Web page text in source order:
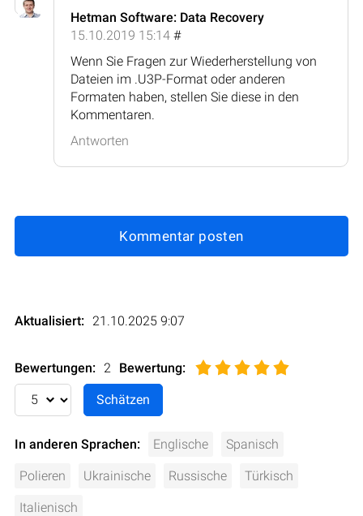
Hetman Software: Data Recovery
15.10.2019 15:14 #
Wenn Sie Fragen zur Wiederherstellung von
Dateien im .U3P-Format oder anderen
Formaten haben, stellen Sie diese in den
Kommentaren.
Antworten
Kommentar posten
Aktualisiert: 21.10.2025 9:07
Bewertungen: 2 Bewertung:
In anderen Sprachen: Englische Spanisch
Polieren Ukrainische Russische Türkisch
Italienisch